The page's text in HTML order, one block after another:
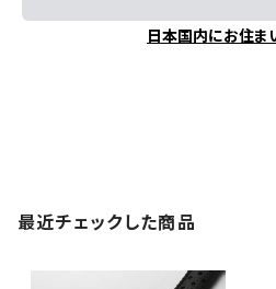
日本国内にお住ま
最近チェックした商品